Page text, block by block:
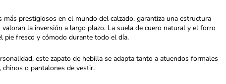
prestigiosos en el mundo del calzado, garantiza una estructura
la inversión a largo plazo. La suela de cuero natural y el forro
pie fresco y cómodo durante todo el día.
este zapato de hebilla se adapta tanto a atuendos formales
o pantalones de vestir.